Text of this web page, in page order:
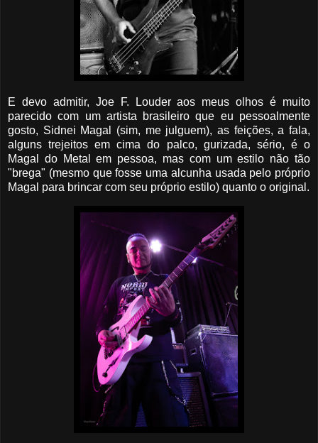
E devo admitir, Joe F. Louder aos meus olhos é muito
parecido com um artista brasileiro que eu pessoalmente
gosto, Sidnei Magal (sim, me julguem), as feições, a fala,
alguns trejeitos em cima do palco, gurizada, sério, é o
Magal do Metal em pessoa, mas com um estilo não tão
"brega" (mesmo que fosse uma alcunha usada pelo próprio
Magal para brincar com seu próprio estilo) quanto o original.